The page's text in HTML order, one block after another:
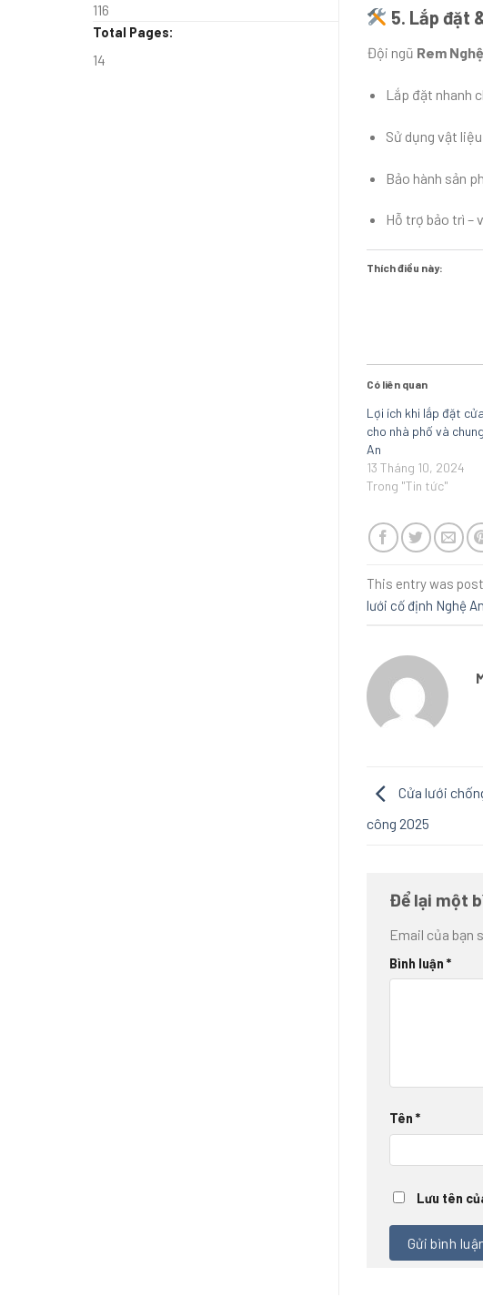
116
Total Pages:
14
5. Lắp đặt
Đội ngũ Rem
Lắp đặt nhanh
Sử dụng vật
Bảo hành sản
Hỗ trợ bảo trì –
Thích điều này:
Có liên quan
Lợi ích khi lắp đặt
cho nhà phố và
An
13 Tháng 10, 2024
Trong "Tin tức"
This entry was
lưới cố định Nghệ An
Cửa lưới
công 2025
Để lại một
Email của bạn
Bình luận *
Tên *
Lưu tên